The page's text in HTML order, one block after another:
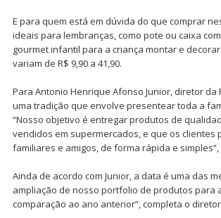
E para quem está em dúvida do que comprar
ideais para lembranças, como pote ou caixa
gourmet infantil para a criança montar e
variam de R$ 9,90 a 41,90.
Para Antonio Henrique Afonso Junior, diretor
uma tradição que envolve presentear toda a
“Nosso objetivo é entregar produtos de
vendidos em supermercados, e que os
familiares e amigos, de forma rápida e simples”,
Ainda de acordo com Junior, a data é uma das
ampliação de nosso portfolio de produtos para
comparação ao ano anterior”, completa o